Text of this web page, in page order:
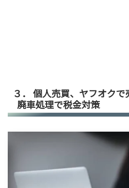
３． 個人売買、ヤフオク
廃車処理で税金対策